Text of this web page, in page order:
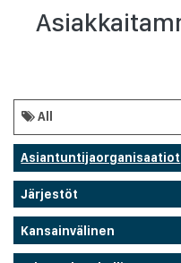
All
Asiantuntijaorganisaatiot
Järjestöt
Kansainvälinen